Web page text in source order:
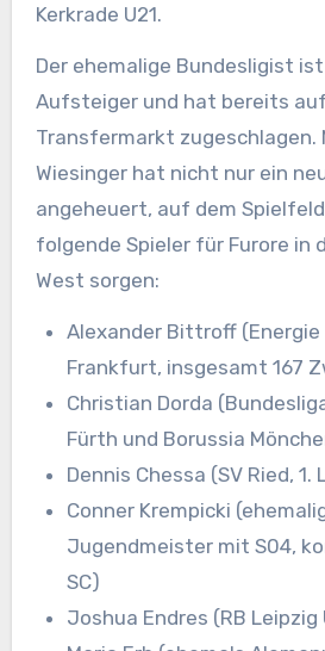
Kerkrade U21.
Der ehemalige Bundesligist
Aufsteiger und hat bereits
Transfermarkt zugeschlagen.
Wiesinger hat nicht nur ein
angeheuert, auf dem
folgende Spieler für Furore in
West sorgen:
Alexander Bittroff (Energie
Frankfurt, insgesamt 167
Christian Dorda
Fürth und Borussia
Dennis Chessa (SV Ried,
Conner Krempicki
Jugendmeister mit S04,
SC)
Joshua Endres (RB Leipzig